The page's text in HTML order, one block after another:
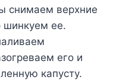
снимаем верхние
шинкуем ее.
его и
капусту.